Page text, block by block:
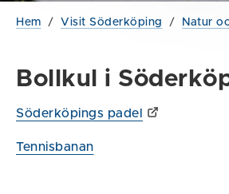
Hem / Visit Söderköping / Natur
Bollkul i
Söderköpings padel
Tennisbanan